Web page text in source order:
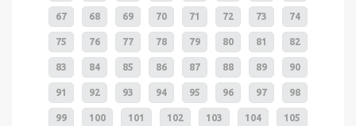
67 68 69 70 71 72 73 74
75 76 77 78 79 80 81 82
83 84 85 86 87 88 89 90
91 92 93 94 95 96 97 98
99 100 101 102 103 104 105